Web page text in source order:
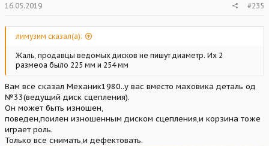
16.05.2019 #235
лимузим сказал(а):
Жаль, продавцы ведомых дисков не пишут диаметр. Их 2
размеоа было 225 мм и 254 мм
Вам все сказал Механик1980..у вас вместо маховика деталь од
№33(ведущий диск сцепления).
Он может быть изношен,
поведен,поилен изношенным диском сцепления,и корзина тоже
играет роль.
Только все снимать,и дефектовать.